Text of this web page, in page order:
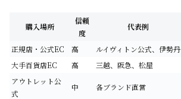
購入場所
信頼
度
代表例
正規店・公式EC 高 ルイヴィトン公式、伊勢丹
大手百貨店EC
高 三越、阪急、松屋
アウトレット公
式
中 各ブランド直営